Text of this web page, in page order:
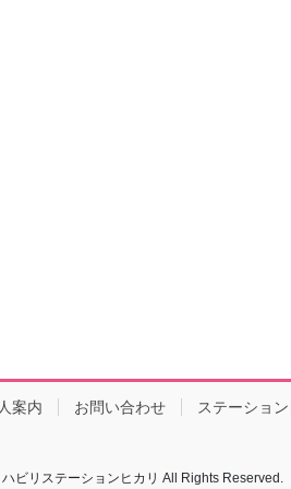
案内 お問い合わせ ステーショ
ビリステーションヒカリ All Rights Reserved.